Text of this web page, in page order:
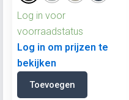
Log in voor
voorraadstatus
Log in om prijzen te
bekijken
Toevoegen